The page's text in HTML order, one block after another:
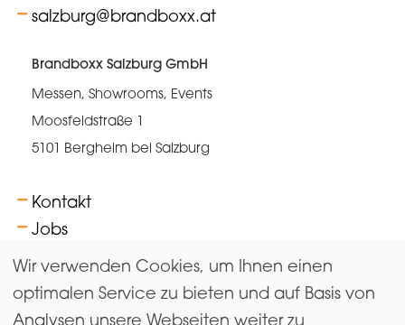
salzburg@brandboxx.at
Brandboxx Salzburg GmbH
Messen, Showrooms, Events
Moosfeldstraße 1
5101 Bergheim bei Salzburg
Kontakt
Jobs
AGB
Wir verwenden Cookies, um Ihnen einen
optimalen Service zu bieten und auf Basis von
Analysen unsere Webseiten weiter zu